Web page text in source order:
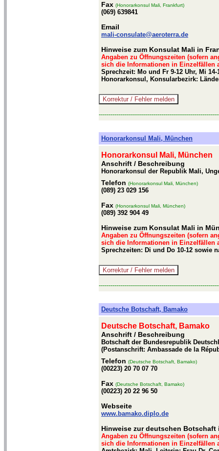
Fax (Honorarkonsul Mali, Frankfurt)
(069) 639841
Email
mali-consulate@aeroterra.de
Hinweise zum Konsulat Mali in
Angaben zu Öffnungszeiten (sofern
sich die Informationen in Einzelfällen
Sprechzeit: Mo und Fr 9-12 Uhr, Mi
Honorarkonsul, Konsularbezirk:
Honorarkonsul Mali, München
Honorarkonsul Mali, München
Anschrift / Beschreibung
Honorarkonsul der Republik Mali,
Telefon (Honorarkonsul Mali, München)
(089) 23 029 156
Fax (Honorarkonsul Mali, München)
(089) 392 904 49
Hinweise zum Konsulat Mali in
Angaben zu Öffnungszeiten (sofern
sich die Informationen in Einzelfällen
Sprechzeiten: Di und Do 10-12 sowie
Deutsche Botschaft, Bamako
Deutsche Botschaft, Bamako
Anschrift / Beschreibung
Botschaft der Bundesrepublik
(Postanschrift: Ambassade de la
Telefon (Deutsche Botschaft, Bamako)
(00223) 20 70 07 70
Fax (Deutsche Botschaft, Bamako)
(00223) 20 22 96 50
Webseite
www.bamako.diplo.de
Hinweise zur deutschen Botschaft
Angaben zu Öffnungszeiten (sofern
sich die Informationen in Einzelfällen